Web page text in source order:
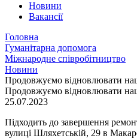
Новини
Вакансії
Головна
Гуманітарна допомога
Міжнародне співробітництво
Новини
Продовжуємо відновлювати
Продовжуємо відновлювати
25.07.2023
Підходить до завершення
вулиці Шляхетській, 29 в